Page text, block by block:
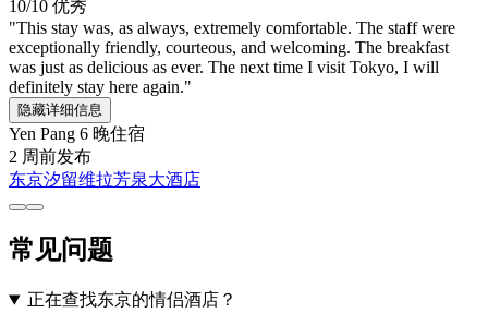
10/10 优秀
"This stay was, as always, extremely comfortable. The staff were
exceptionally friendly, courteous, and welcoming. The breakfast
was just as delicious as ever. The next time I visit Tokyo, I will
definitely stay here again."
隐藏详细信息
Yen Pang 6 晚住宿
2 周前发布
东京汐留维拉芳泉大酒店
常见问题
正在查找东京的情侣酒店？